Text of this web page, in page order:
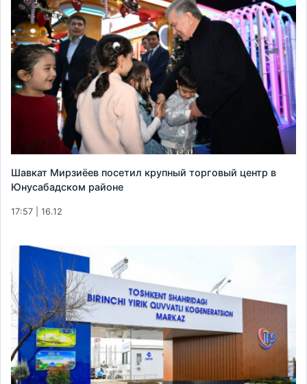
Шавкат Мирзиёев посетил крупный торговый центр в
Юнусабадском районе
17:57 | 16.12